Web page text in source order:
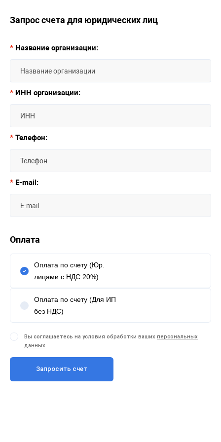
Запрос счета для юридических лиц
* Название организации:
* ИНН организации:
* Телефон:
* E-mail:
Оплата
Оплата по счету (Юр.
лицами с НДС 20%)
Оплата по счету (Для ИП
без НДС)
Вы соглашаетесь на условия обработки ваших персональных
данных